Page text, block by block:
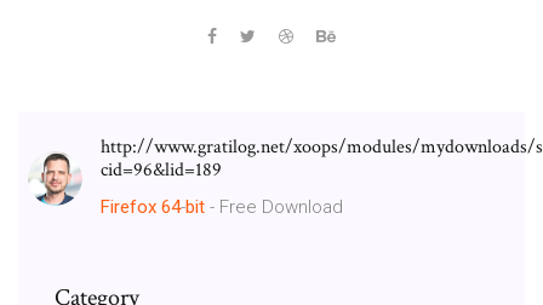
http://www.gratilog.net/xoops/modules/mydownloads/
cid=96&lid=189
Firefox 64-bit - Free Download
Category